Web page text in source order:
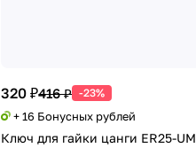
320 ₽416 ₽ -23%
+ 16 Бонусных рублей
Ключ для гайки цанги ER25-UM